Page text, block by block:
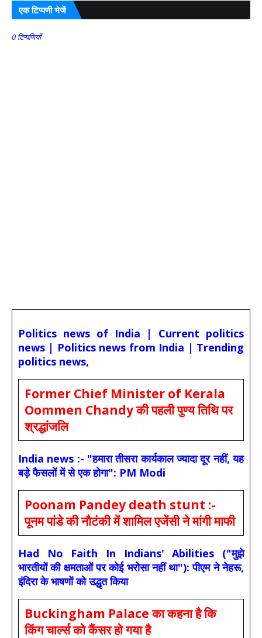
एक टिप्पणी भेजें
0 टिप्पणियाँ
Politics news of India | Current politics
news | Politics news from India | Trending
politics news,
Former Chief Minister of Kerala
Oommen Chandy की पहली पुण्य तिथि पर
श्रद्धांजलि
India news :- "हमारा तीसरा कार्यकाल ज्यादा दूर नहीं, यह
बड़े फैसलों में से एक होगा": PM Modi
Poonam Pandey death stunt :-
पूनम पांडे की नौटंकी में शामिल एजेंसी ने मांगी माफी
Had No Faith In Indians' Abilities ("मुझे
भारतीयों की क्षमताओं पर कोई भरोसा नहीं था"): पीएम ने नेहरू,
इंदिरा के भाषणों को उद्धृत किया
Buckingham Palace का कहना है कि
किंग चार्ल्स को कैंसर हो गया है